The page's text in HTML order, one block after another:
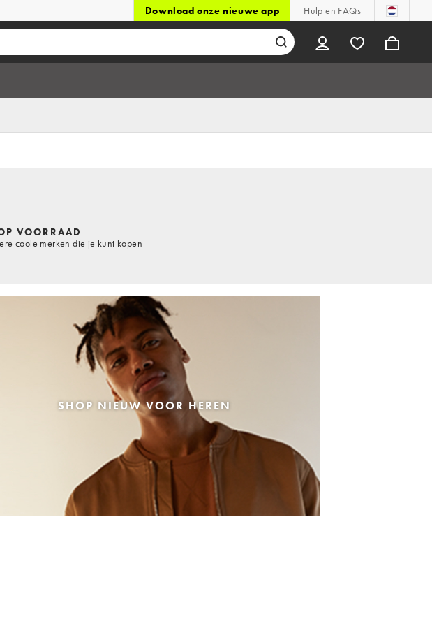
Download onze nieuwe app Hulp en FAQs
VOORRAAD
coole merken die je kunt kopen
SHOP NIEUW VOOR HEREN